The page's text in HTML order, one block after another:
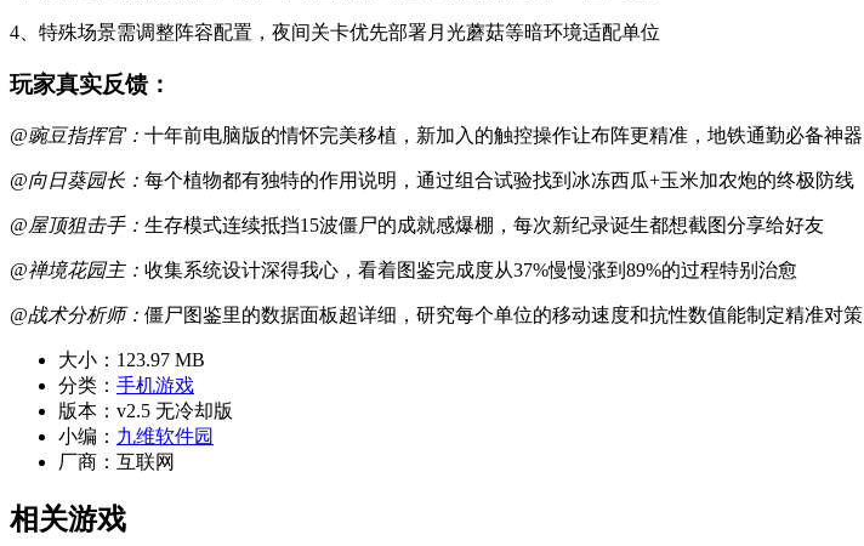
4、特殊场景需调整阵容配置，夜间关卡优先部署月光蘑菇等暗环境适配单位
玩家真实反馈：
@豌豆指挥官： 十年前电脑版的情怀完美移植，新加入的触控操作让布阵更精准，地铁通勤必备神器
@向日葵园长： 每个植物都有独特的作用说明，通过组合试验找到冰冻西瓜+玉米加农炮的终极防线
@屋顶狙击手： 生存模式连续抵挡15波僵尸的成就感爆棚，每次新纪录诞生都想截图分享给好友
@禅境花园主： 收集系统设计深得我心，看着图鉴完成度从37%慢慢涨到89%的过程特别治愈
@战术分析师： 僵尸图鉴里的数据面板超详细，研究每个单位的移动速度和抗性数值能制定精准对策
大小： 123.97 MB
分类： 手机游戏
版本： v2.5 无冷却版
小编： 九维软件园
厂商： 互联网
相关游戏